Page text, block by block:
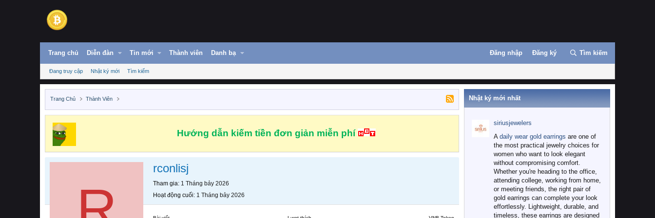
Trang chủ Diễn đàn Tin mới Thành viên Danh bạ Đăng nhập Đăng ký Tìm kiếm
Đang truy cập Nhật ký mới Tìm kiếm
Trang Chủ Thành Viên
Hướng dẫn kiếm tiền đơn giản miễn phí
rconlisj
Tham gia 1 Tháng bảy 2026
Hoạt động cuối 1 Tháng bảy 2026
Nhật ký mới nhất
siriusjewelers
A daily wear gold earrings are one of
the most practical jewelry choices for
women who want to look elegant
without compromising comfort.
Whether you're heading to the office,
attending college, working from home,
or meeting friends, the right pair of
gold earrings can complete your look
effortlessly. Lightweight, durable, and
timeless, these earrings are designed